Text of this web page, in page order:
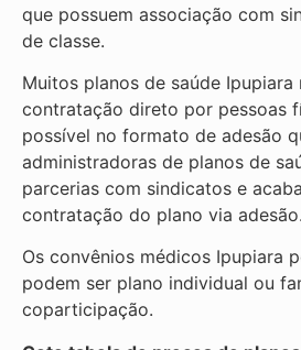
que possuem associação com
de classe.
Muitos planos de saúde
contratação direto por pessoas
possível no formato de adesão
administradoras de planos de
parcerias com sindicatos e
contratação do plano via adesão.
Os convênios médicos Ipupiara
podem ser plano individual ou
coparticipação.